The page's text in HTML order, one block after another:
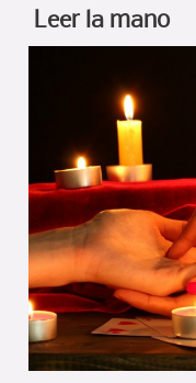
Leer la mano